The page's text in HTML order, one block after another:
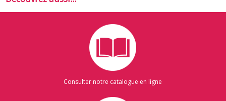
Consulter notre catalogue en ligne